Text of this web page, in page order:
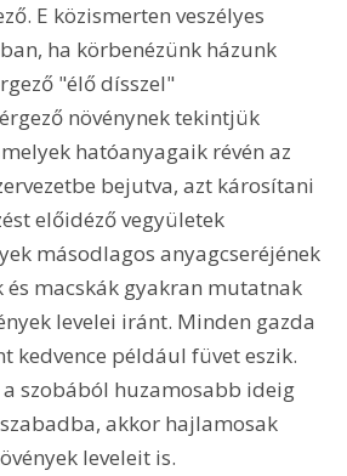
E közismerten veszélyes
ha körbenézünk házunk
"élő dísszel"
növénynek tekintjük
hatóanyagaik révén az
bejutva, azt károsítani
előidéző vegyületek
másodlagos anyagcseréjének
és macskák gyakran mutatnak
levelei iránt. Minden gazda
kedvence például füvet eszik.
a szobából huzamosabb ideig
akkor hajlamosak
leveleit is.